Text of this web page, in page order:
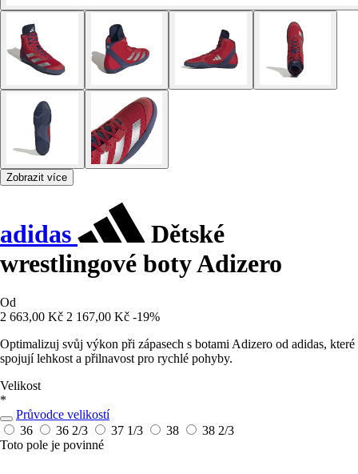
Zobrazit více
adidas
Dětské
wrestlingové boty Adizero
Od
2 663,00 Kč 2 167,00 Kč -19%
Optimalizuj svůj výkon při zápasech s botami Adizero od adidas, které
spojují lehkost a přilnavost pro rychlé pohyby.
Velikost
*
Průvodce velikostí
36
36 2/3 37 1/3 38
38 2/3
Toto pole je povinné